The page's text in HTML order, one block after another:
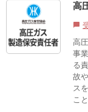
高
chat_bubble
高
事
る
故
ス
こ